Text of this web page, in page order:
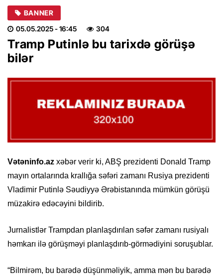
BANNER
05.05.2025- 16:45 304
Tramp Putinlə bu tarixdə görüşə
bilər
Vətəninfo.az xəbər verir ki, ABŞ prezidenti Donald Tramp
mayın ortalarında krallığa səfəri zamanı Rusiya prezidenti
Vladimir Putinlə Səudiyyə Ərəbistanında mümkün görüşü
müzakirə edəcəyini bildirib.
Jurnalistlər Trampdan planlaşdırılan səfər zamanı rusiyalı
həmkarı ilə görüşməyi planlaşdırıb-görmədiyini soruşublar.
“Bilmirəm, bu barədə düşünməliyik, amma mən bu barədə